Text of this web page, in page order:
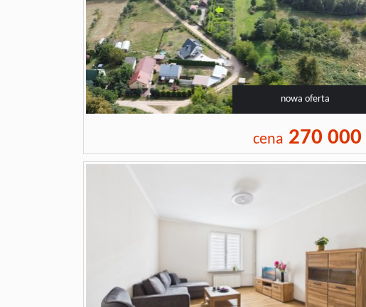
nowa oferta
cena 270 000